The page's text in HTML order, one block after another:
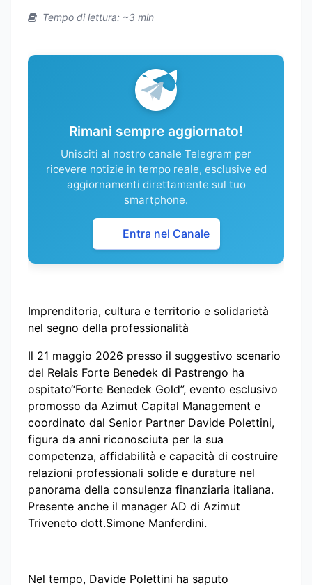
Tempo di lettura: ~3 min
Rimani sempre aggiornato!
Unisciti al nostro canale Telegram per
ricevere notizie in tempo reale, esclusive ed
aggiornamenti direttamente sul tuo
smartphone.
Entra nel Canale
Imprenditoria, cultura e territorio e solidarietà
nel segno della professionalità
Il 21 maggio 2026 presso il suggestivo scenario
del Relais Forte Benedek di Pastrengo ha
ospitato“Forte Benedek Gold”, evento esclusivo
promosso da Azimut Capital Management e
coordinato dal Senior Partner Davide Polettini,
figura da anni riconosciuta per la sua
competenza, affidabilità e capacità di costruire
relazioni professionali solide e durature nel
panorama della consulenza finanziaria italiana.
Presente anche il manager AD di Azimut
Triveneto dott.Simone Manferdini.
Nel tempo, Davide Polettini ha saputo